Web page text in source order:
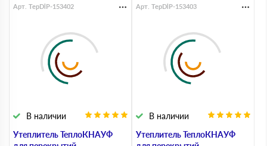
Утеплитель ТеплоКНАУФ
В наличии
Арт. TepDlP-153402
Утеплитель ТеплоКНАУФ
В наличии
Арт. TepDlP-153403